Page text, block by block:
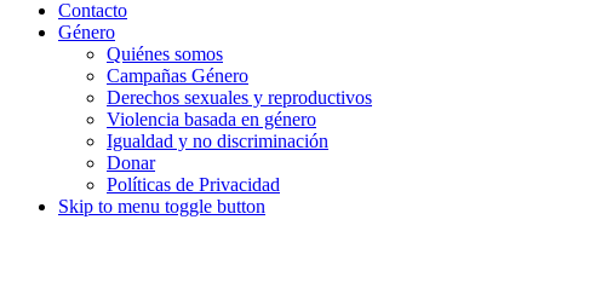
Contacto
Género
Quiénes somos
Campañas Género
Derechos sexuales y reproductivos
Violencia basada en género
Igualdad y no discriminación
Donar
Políticas de Privacidad
Skip to menu toggle button